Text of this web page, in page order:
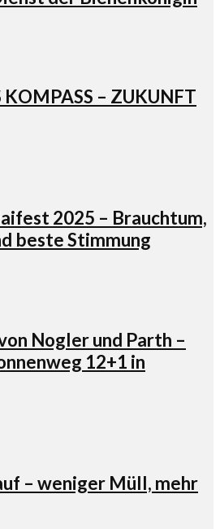
– ZUKUNFT
2025 – Brauchtum,
beste Stimmung
Nogler und Parth –
12+1 in
– weniger Müll, mehr